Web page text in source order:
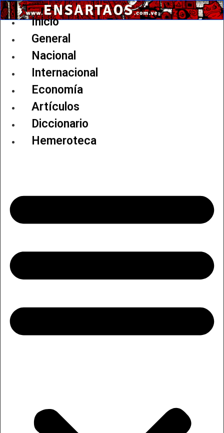
Ir
al
Inicio
General
Nacional
Internacional
Economía
Artículos
Diccionario
Hemeroteca